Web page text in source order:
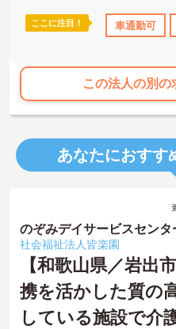
取得実績あり 社会保険完備
ご興味がある方は是非一度マイ
ここに注目！ 車通勤可
この法人の別の
あなたにおすす
のぞみデイサービスセンタ
社会福祉法人皆楽園
【和歌山県／岩
携を活かした質の
している施設で介